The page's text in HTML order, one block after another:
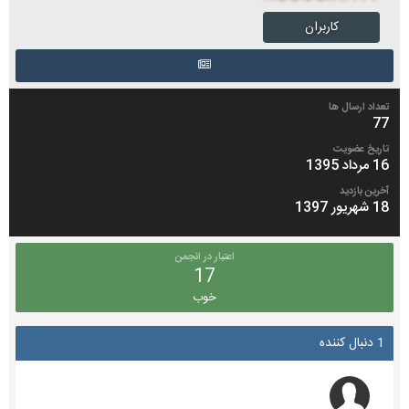
کاربران
تعداد ارسال ها
77
تاریخ عضویت
16 مرداد 1395
آخرین بازدید
18 شهریور 1397
اعتبار در انجمن
17
خوب
1 دنبال کننده